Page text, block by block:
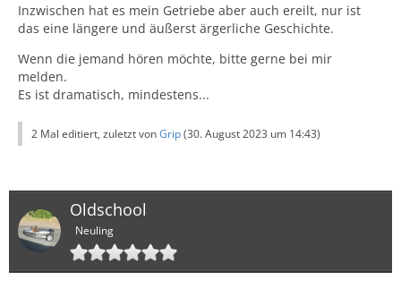
Inzwischen hat es mein Getriebe aber auch ereilt, nur ist
das eine längere und äußerst ärgerliche Geschichte.
Wenn die jemand hören möchte, bitte gerne bei mir
melden.
Es ist dramatisch, mindestens...
2 Mal editiert, zuletzt vonGrip(30. August 2023 um 14:43)
Oldschool
Neuling